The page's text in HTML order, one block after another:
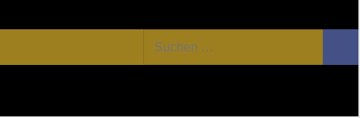
Suchen
nach: